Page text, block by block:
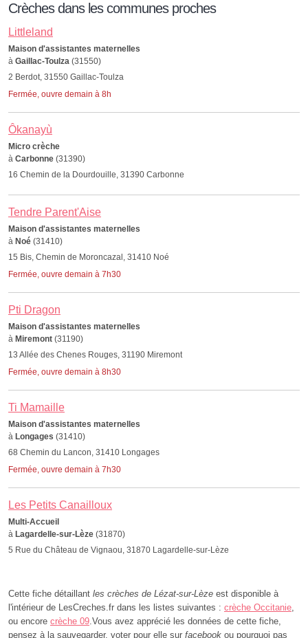
Crèches dans les communes proches
Littleland
Maison d'assistantes maternelles
à Gaillac-Toulza (31550)
2 Berdot, 31550 Gaillac-Toulza
Fermée, ouvre demain à 8h
Ôkanayù
Micro crèche
à Carbonne (31390)
16 Chemin de la Dourdouille, 31390 Carbonne
Tendre Parent'Aise
Maison d'assistantes maternelles
à Noé (31410)
15 Bis, Chemin de Moroncazal, 31410 Noé
Fermée, ouvre demain à 7h30
Pti Dragon
Maison d'assistantes maternelles
à Miremont (31190)
13 Allée des Chenes Rouges, 31190 Miremont
Fermée, ouvre demain à 8h30
Ti Mamaille
Maison d'assistantes maternelles
à Longages (31410)
68 Chemin du Lancon, 31410 Longages
Fermée, ouvre demain à 7h30
Les Petits Canailloux
Multi-Accueil
à Lagardelle-sur-Lèze (31870)
5 Rue du Château de Vignaou, 31870 Lagardelle-sur-Lèze
Cette fiche détaillant les crèches de Lézat-sur-Lèze est disponible à
l'intérieur de LesCreches.fr dans les listes suivantes : crèche Occitanie,
ou encore crèche 09.Vous avez apprécié les données de cette fiche,
pensez à la sauvegarder, voter pour elle sur facebook ou pourquoi pas